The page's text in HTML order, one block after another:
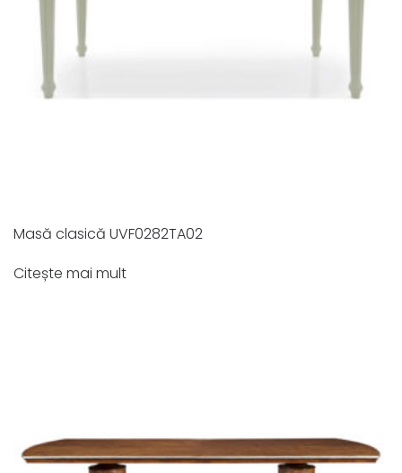
Masă clasică UVF0282TA02
Citește mai mult